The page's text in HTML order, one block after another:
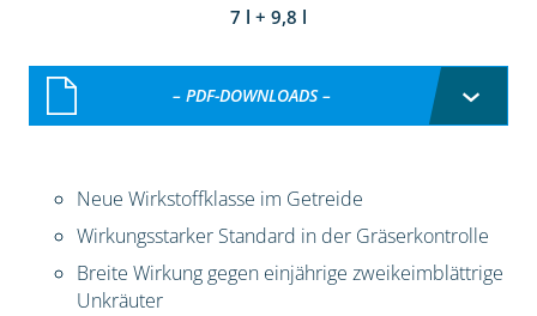
7 l + 9,8 l
– PDF-DOWNLOADS –
Neue Wirkstoffklasse im Getreide
Wirkungsstarker Standard in der Gräserkontrolle
Breite Wirkung gegen einjährige zweikeimblättrige
Unkräuter